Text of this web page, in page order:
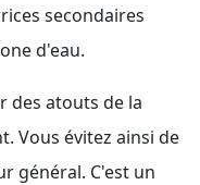
secondaires
d'eau.
des atouts de la
Vous évitez ainsi de
général. C'est un